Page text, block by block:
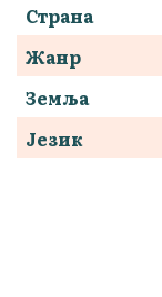
Страна
Жанр
Земља
Језик